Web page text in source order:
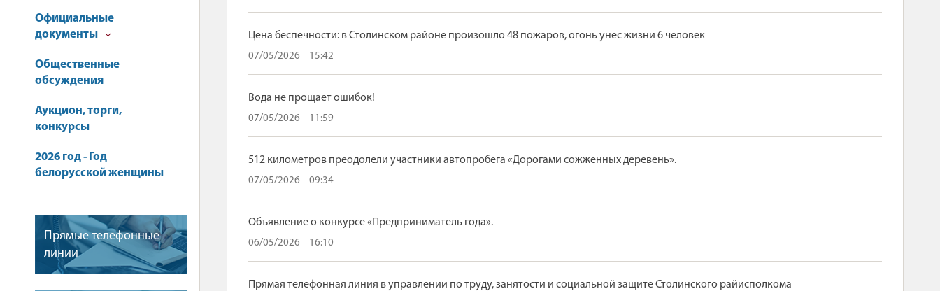
Официальные
документы
Общественные
обсуждения
Аукцион, торги,
конкурсы
2026 год - Год
белорусской женщины
Прямые телефонные
линии
Цена беспечности: в Столинском районе произошло 48 пожаров, огонь унес жизни 6 человек
07/05/2026 15:42
Вода не прощает ошибок!
07/05/2026 11:59
512 километров преодолели участники автопробега «Дорогами сожженных деревень».
07/05/2026 09:34
Объявление о конкурсе «Предприниматель года».
06/05/2026 16:10
Прямая телефонная линия в управлении по труду, занятости и социальной защите Столинского райисполкома